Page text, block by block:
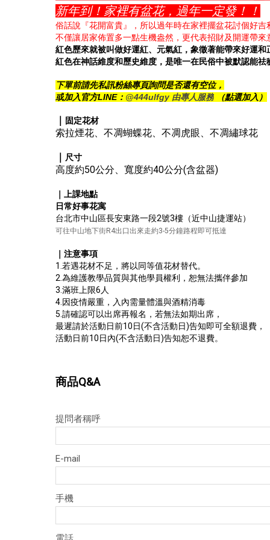
新年到！家裡有盆花，過年一定發！！
俗話說『花開富貴』，所以過年時在家裡擺盆花討個好吉
不僅讓居家佈置多一點生機盎然，更代表招財及開運帶來
紅色歷來就被叫做好運紅、元氣紅，象徵著能帶來好運和
紅色在神話維度和歷史維度，是唯一在民俗中被默認能
下單前請先私訊粉絲專頁詢問是否還有空位，
或加入官方LINE： @444ulfgy 由專人服務 （點選加入）
固定花材
索拉煙花、不凋蝴蝶花、不凋虎眼、不凋繡球花
尺寸
高度約50公分、寬度約40公分(含盆器)
｜上課地點
日常好事花寓
台北市中山區長安東路一段2號3樓（近中山捷運站）
可往中山地下街R4出口出來走約3-5分鐘路程即可抵達
｜注意事項
1.若遇花材不足，將以同等值花材替代。
2.為維護教學品質與其他學員權利，恕無法攜伴參加
3.滿班上限6人
4. 因疫情嚴重，入內需量體溫與酒精消毒
5.請確認可以出席再報名，若無法如期出席，
最遲請於活動日前10日(不含活動日)告知即可全額退費，
活動日前10日內(不含活動日)告知恕不退費。
商品Q&A
提問者稱呼
E-mail
手機